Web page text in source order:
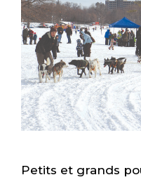
Petits et grands